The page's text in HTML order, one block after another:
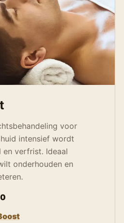
voor
intensief wordt
verfrist. Ideaal
onderhouden en